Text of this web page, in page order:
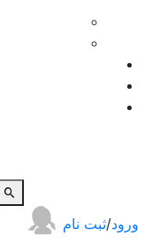
کتاب گفتار درمانی
کارت گفتاردرمانی